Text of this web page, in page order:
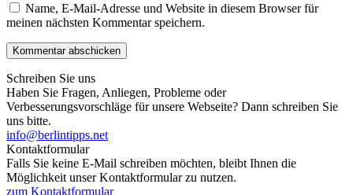
Name, E-Mail-Adresse und Website in diesem Browser für
meinen nächsten Kommentar speichern.
Schreiben Sie uns
Haben Sie Fragen, Anliegen, Probleme oder
Verbesserungsvorschläge für unsere Webseite? Dann schreiben Sie
uns bitte.
info@berlintipps.net
Kontaktformular
Falls Sie keine E-Mail schreiben möchten, bleibt Ihnen die
Möglichkeit unser Kontaktformular zu nutzen.
zum Kontaktformular